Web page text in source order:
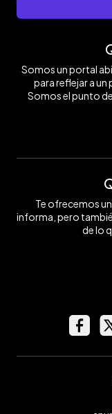
Somos un portal
para reflejar a un
Somos el punto
Te ofrecemos
informa, pero
de lo